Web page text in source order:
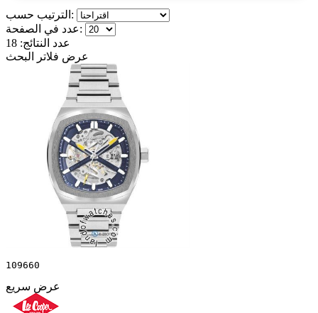
الترتيب حسب:
عدد في الصفحة:
عدد النتائج: 18
عرض فلاتر البحث
109660
عرض سريع